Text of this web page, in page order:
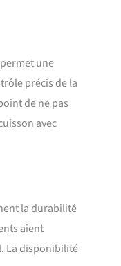
une
précis de la
de ne pas
avec
la durabilité
aient
La disponibilité